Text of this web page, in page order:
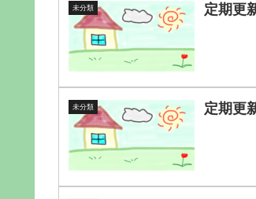
未分類 定期更
未分類 定期更